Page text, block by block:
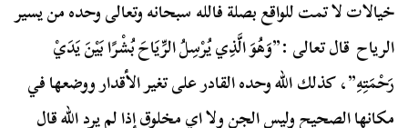
خيالات لا تمت للواقع بصلة فالله سبحانه وتعالى وحده من يسير
الرياح قال تعالى :”وَهُوَ الَّذِي يُرْسِلُ الرِّيَاحَ بُشْرًا بَيْنَ يَدَيْ
رَحْمَتِهِ”، كذلك الله وحده القادر على تغير الأقدار ووضعها في
مكانها الصحيح وليس الجن ولا اي مخلوق إذا لم يرد الله قال